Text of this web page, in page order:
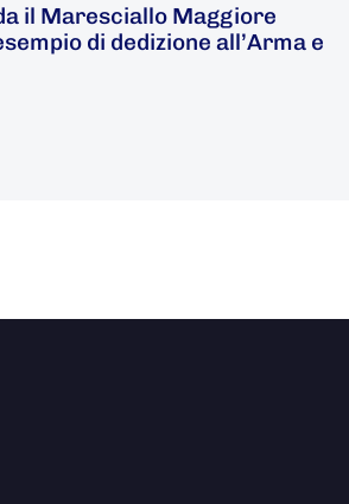
il Maresciallo Maggiore
di dedizione all’Arma e